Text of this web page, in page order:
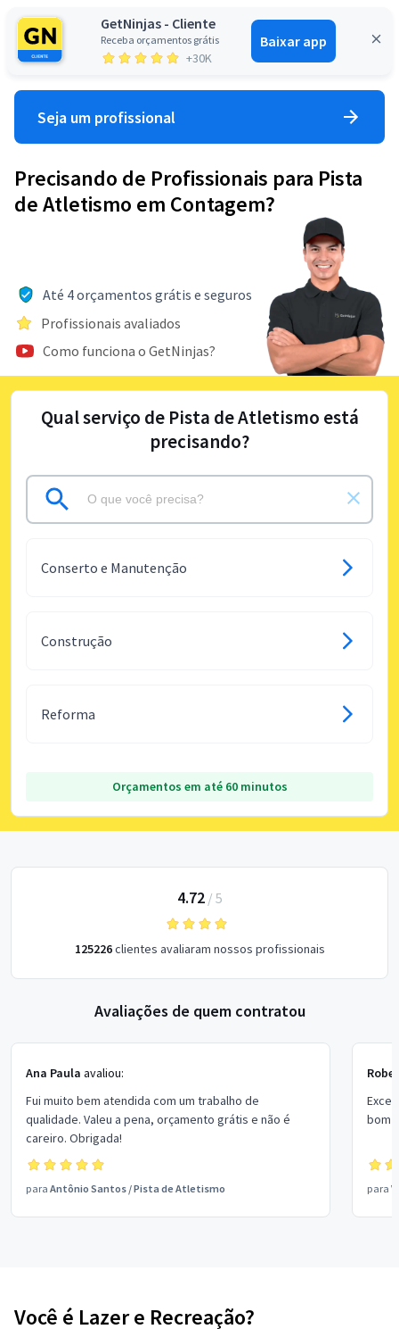
GetNinjas - Cliente
Receba orçamentos grátis
+30K
Baixar app
Entrar
Seja um profissional
Precisando de Profissionais para Pista
de Atletismo em Contagem?
Até 4 orçamentos grátis e seguros
Profissionais avaliados
Como funciona o GetNinjas?
Qual serviço de Pista de Atletismo está
precisando?
Conserto e Manutenção
Construção
Reforma
Orçamentos em até 60 minutos
4.72/ 5
125226clientes avaliaram nossos profissionais
Avaliações de quem contratou
Ana Paula avaliou:
Fui muito bem atendida com um trabalho de
qualidade. Valeu a pena, orçamento grátis e não é
careiro. Obrigada!
para Antônio Santos /Pista de Atletismo
bom
para
Você é Lazer e Recreação?